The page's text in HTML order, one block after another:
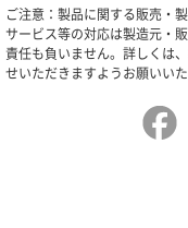
ご注意：製品に関する販売・
サービス等の対応は製造元・
責任も負いません。詳しくは
せいただきますようお願いいた